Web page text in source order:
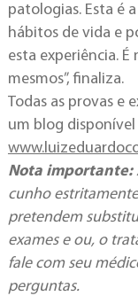
patologias. Esta é
hábitos de vida e
esta experiência.
mesmos”, finaliza.
Todas as provas e
um blog
Nota importante:
cunho
pretendem
exames e ou, o
fale com seu
perguntas.